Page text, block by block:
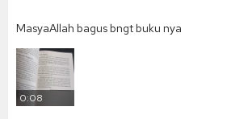
MasyaAllah bagus bngt buku nya
0:08